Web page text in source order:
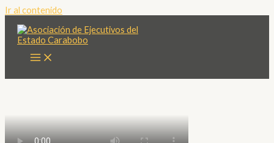
Ir al contenido